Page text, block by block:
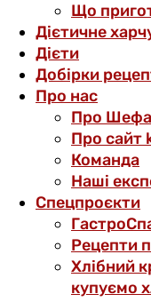
Що
Дієтичне
Дієти
Добірки
Про нас
Про Шефа
Про сайт
Команда
Наші
Спецпроєкти
Рецепти
Хлібний
купуємо